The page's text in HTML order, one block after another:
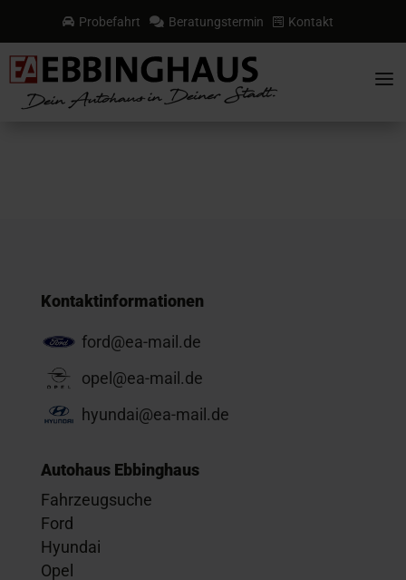
 Probefahrt  Beratungstermin  Kontakt
a
Kontaktinformationen
ford@ea-mail.de
opel@ea-mail.de
hyundai@ea-mail.de
Autohaus Ebbinghaus
Fahrzeugsuche
Ford
Hyundai
Opel